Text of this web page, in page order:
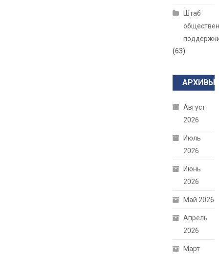
Штаб
(63)
АРХИВЫ
Август
2026
Июль
2026
Июнь
2026
Май 2026
Апрель
2026
Март